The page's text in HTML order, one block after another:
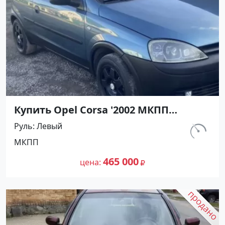
Купить Opel Corsa '2002 МКПП
(1200/75 л.с.) Бензин инжектор
Мирный цвет Синий Хетчбэк по цене
465000 рублей, объявление №27494
на сайте Авторынок23
км.
Руль Левый
МКПП
цена 465 000